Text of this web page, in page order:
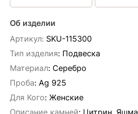
Об изделии
Артикул: SKU-115300
Тип изделия: Подвескa
Материал: Серебро
Проба: Ag 925
Для Кого: Женские
Описание камней: Цитрин, Яшма